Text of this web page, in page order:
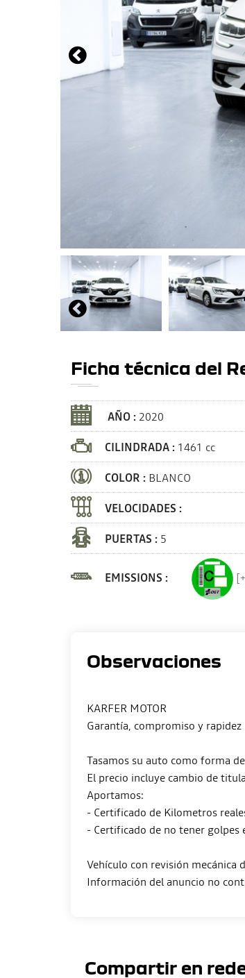
Ficha técnica del
AÑO : 2020
CILINDRADA : 1461 cc
COLOR : BLANCO
VELOCIDADES :
PUERTAS : 5
EMISSIONS :
Observaciones
KARFER MOTOR
Garantía, compromiso y rapidez
Tasamos su auto como forma
El precio incluye cambio de
Aportamos:
- Certificado de Kilometros
- Certificado de no tener golpes
Vehículo con revisión mecánica
Compartir en